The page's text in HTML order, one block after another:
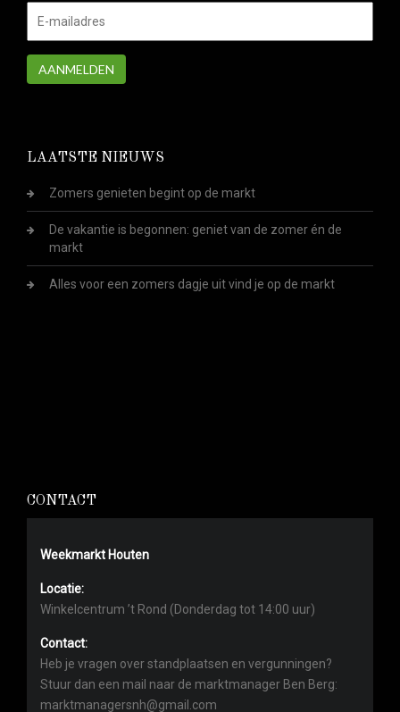
AANMELDEN
LAATSTE NIEUWS
Zomers genieten begint op de markt
De vakantie is begonnen: geniet van de zomer én de
markt
Alles voor een zomers dagje uit vind je op de markt
CONTACT
Weekmarkt Houten
Locatie:
Winkelcentrum ’t Rond (Donderdag tot 14:00 uur)
Contact:
Heb je vragen over standplaatsen en vergunningen?
Stuur dan een mail naar de marktmanager Ben Berg:
marktmanagersnh@gmail.com